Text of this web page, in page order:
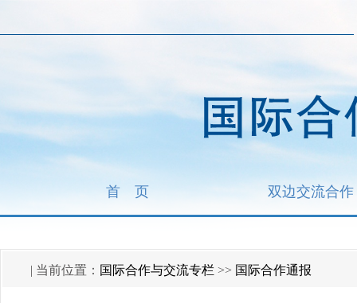
首 页 双边交流合作
| 当前位置： 国际合作与交流专栏 >> 国际合作通报